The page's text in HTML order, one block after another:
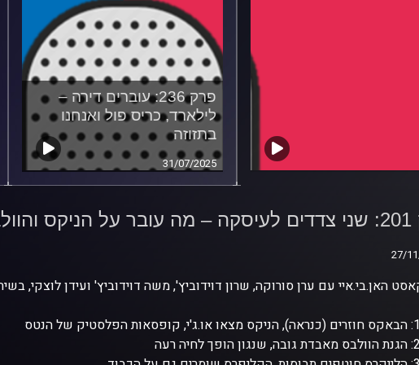
27/
פרק 236: עוברים דירה –
לילארד, כריס פול ואנחנו
בתזוזה
31/07/2025
27/
האן.בי.איי עם ערן סורוקה, שרון דוידוביץ', משה דוידוביץ' ועידן לוצקי,